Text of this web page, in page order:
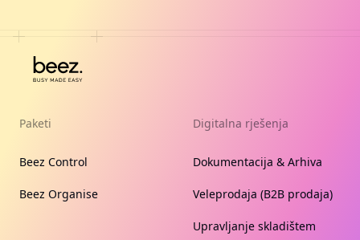
Paketi
Beez Control
Beez Organise
Digitalna rješenja
Dokumentacija & Arhiva
Veleprodaja (B2B prodaja)
Upravljanje skladištem